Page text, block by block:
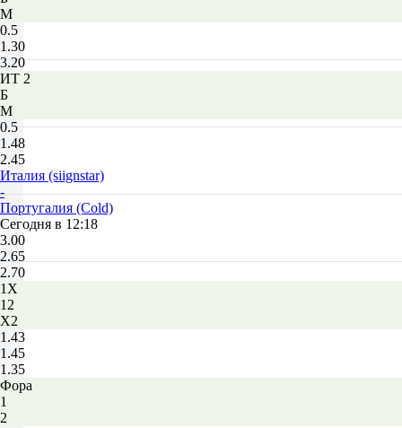
М
0.5
1.30
3.20
ИТ 2
Б
М
0.5
1.48
2.45
Италия (siignstar)
-
Португалия (Cold)
Сегодня в 12:18
3.00
2.65
2.70
1X
12
X2
1.43
1.45
1.35
Фора
1
2